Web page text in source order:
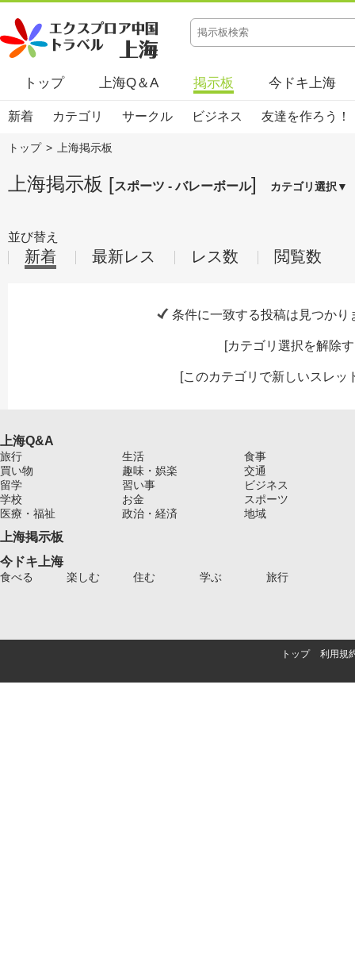
トップ 上海Q＆A 掲示板 今ドキ上海
新着 カテゴリ サークル ビジネス 友達を作ろう！
トップ > 上海掲示板
上海掲示板 [スポーツ - バレーボール] カテゴリ選択▼
並び替え
新着 最新レス レス数 閲覧数
条件に一致する投稿は見つかり
[カテゴリ選択を解除
[このカテゴリで新しいスレッ
上海Q&A
旅行 生活
食事
買い物
趣味・娯楽
交通
留学
習い事
ビジネス
学校
お金
スポーツ
医療・福祉
政治・経済 地域
上海掲示板
今ドキ上海
食べる 楽しむ 住む 学ぶ 旅行
トップ 利用規